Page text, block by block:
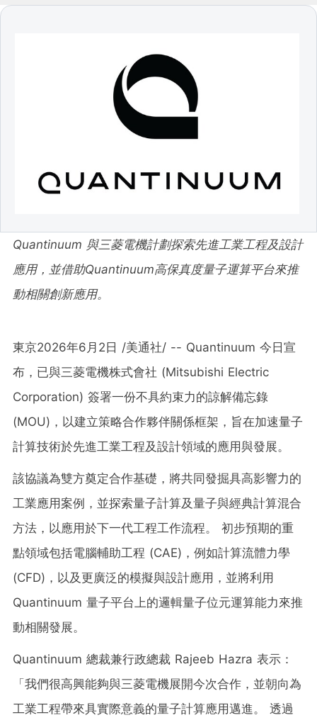
Quantinuum 與三菱電機計劃探索先進工業工程及設計
應用，並借助Quantinuum高保真度量子運算平台來推
動相關創新應用。
東京2026年6月2日 /美通社/ -- Quantinuum 今日宣
布，已與三菱電機株式會社 (Mitsubishi Electric
Corporation) 簽署一份不具約束力的諒解備忘錄
(MOU)，以建立策略合作夥伴關係框架，旨在加速量子
計算技術於先進工業工程及設計領域的應用與發展。
該協議為雙方奠定合作基礎，將共同發掘具高影響力的
工業應用案例，並探索量子計算及量子與經典計算混合
方法，以應用於下一代工程工作流程。 初步預期的重
點領域包括電腦輔助工程 (CAE)，例如計算流體力學
(CFD)，以及更廣泛的模擬與設計應用，並將利用
Quantinuum 量子平台上的邏輯量子位元運算能力來推
動相關發展。
Quantinuum 總裁兼行政總裁 Rajeeb Hazra 表示：
「我們很高興能夠與三菱電機展開今次合作，並朝向為
工業工程帶來具實際意義的量子計算應用邁進。 透過